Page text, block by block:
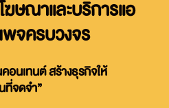
ษณาและบริการแอ
จครบวงจร
อนเทนต์ สร้างธุรกิจให้
ที่จดจำ”